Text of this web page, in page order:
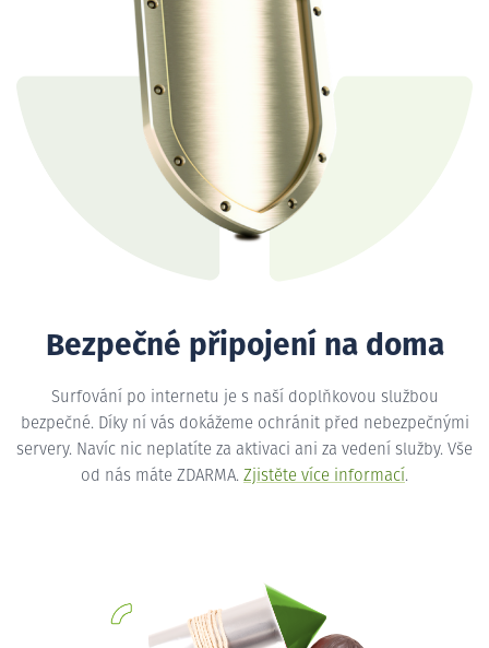
Bezpečné připojení na doma
Surfování po internetu je s naší doplňkovou službou
bezpečné. Díky ní vás dokážeme ochránit před nebezpečnými
servery. Navíc nic neplatíte za aktivaci ani za vedení služby. Vše
od nás máte ZDARMA. Zjistěte více informací.